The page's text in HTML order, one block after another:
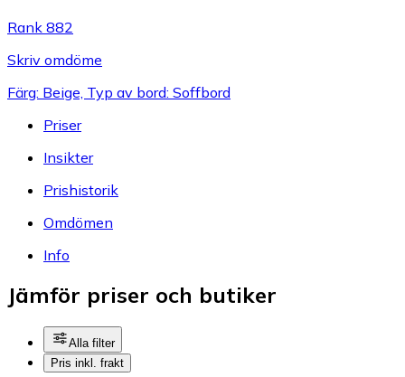
Rank 882
Skriv omdöme
Färg: Beige, Typ av bord: Soffbord
Priser
Insikter
Prishistorik
Omdömen
Info
Jämför priser och butiker
Alla filter
Pris inkl. frakt